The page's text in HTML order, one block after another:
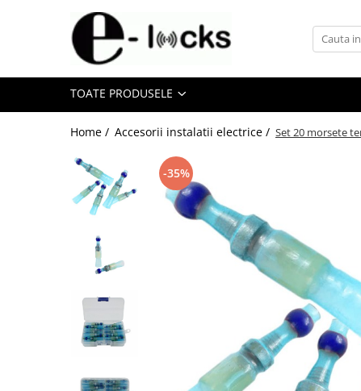
Toate Produsele
Smart home
Module si relee smart
Prize smart
Telecomenzi smart
Gadgeturi NFC
Butoane de iesire
Carduri / Taguri RFID de
Cititoare RFID
Copiatoare de carduri si taguri
Relee si telecomenzi
TOATE PRODUSELE
Home / Accesorii instalatii electrice / Set 20 morsete
-35%